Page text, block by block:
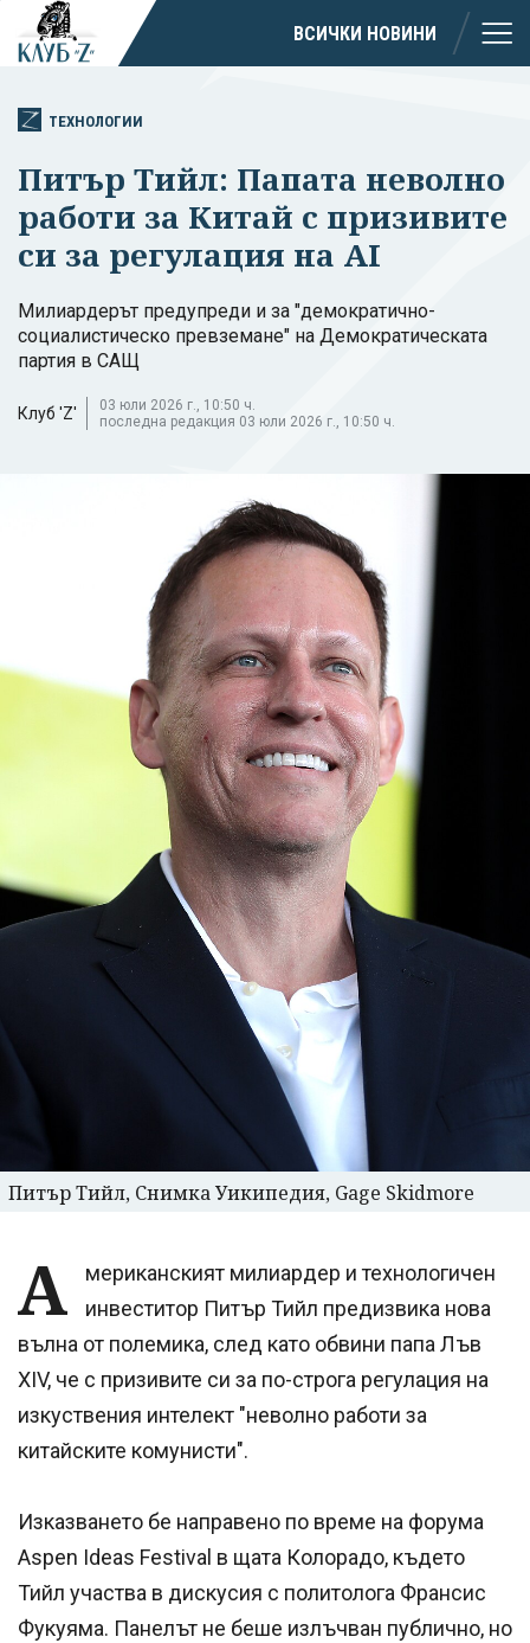
ВСИЧКИ НОВИНИ
ТЕХНОЛОГИИ
Питър Тийл: Папата неволно
работи за Китай с призивите
си за регулация на AI
Милиардерът предупреди и за "демократично-
социалистическо превземане" на Демократическата
партия в САЩ
Клуб 'Z'
03 юли 2026 г., 10:50 ч.
последна редакция 03 юли 2026 г., 10:50 ч.
Питър Тийл, Снимка Уикипедия, Gage Skidmore
А
мериканският милиардер и технологичен
инвеститор Питър Тийл предизвика нова
вълна от полемика, след като обвини папа Лъв
XIV, че с призивите си за по-строга регулация на
изкуствения интелект "неволно работи за
китайските комунисти".
Изказването бе направено по време на форума
Aspen Ideas Festival в щата Колорадо, където
Тийл участва в дискусия с политолога Франсис
Фукуяма. Панелът не беше излъчван публично, но